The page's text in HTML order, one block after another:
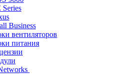
Series
Business
вентиляторов
питания